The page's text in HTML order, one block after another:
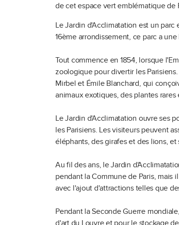
de cet espace vert emblématique de
Le Jardin d'Acclimatation est un
16ème arrondissement, ce parc a
Tout commence en 1854, lorsque
zoologique pour divertir les
Mirbel et Émile Blanchard, qui
animaux exotiques, des plantes
Le Jardin d'Acclimatation ouvre ses
les Parisiens. Les visiteurs peuvent
éléphants, des girafes et des lions,
Au fil des ans, le Jardin
pendant la Commune de Paris, mais
avec l'ajout d'attractions telles que
Pendant la Seconde Guerre
d'art du Louvre et pour le stockage